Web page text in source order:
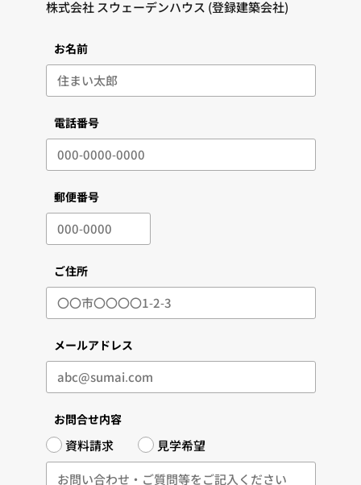
お名前
電話番号
郵便番号
ご住所
メールアドレス
お問合せ内容
資料請求 見学希望